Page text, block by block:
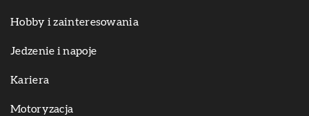
Hobby i zainteresowania
Jedzenie i napoje
Kariera
Motoryzacja